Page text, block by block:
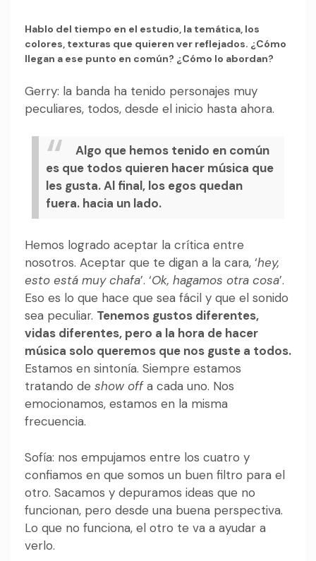
Hablo del tiempo en el estudio, la temática, los
colores, texturas que quieren ver reflejados. ¿Cómo
llegan a ese punto en común? ¿Cómo lo abordan?
Gerry: la banda ha tenido personajes muy
peculiares, todos, desde el inicio hasta ahora.
Algo que hemos tenido en común
es que todos quieren hacer música que
les gusta. Al final, los egos quedan
fuera. hacia un lado.
Hemos logrado aceptar la crítica entre
nosotros. Aceptar que te digan a la cara, ‘hey,
esto está muy chafa’. ‘Ok, hagamos otra cosa’.
Eso es lo que hace que sea fácil y que el sonido
sea peculiar. Tenemos gustos diferentes,
vidas diferentes, pero a la hora de hacer
música solo queremos que nos guste a todos.
Estamos en sintonía. Siempre estamos
tratando de show offa cada uno. Nos
emocionamos, estamos en la misma
frecuencia.
Sofía: nos empujamos entre los cuatro y
confiamos en que somos un buen filtro para el
otro. Sacamos y depuramos ideas que no
funcionan, pero desde una buena perspectiva.
Lo que no funciona, el otro te va a ayudar a
verlo.